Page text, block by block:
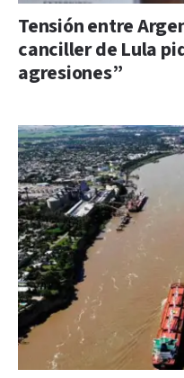
Tensión entre
canciller de Lula
agresiones”